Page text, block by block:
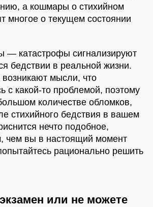
а кошмары о стихийном
многое о текущем состоянии
— катастрофы сигнализируют
бедствии в реальной жизни.
мысли, что
с какой-то проблемой, поэтому
количестве обломков,
стихийного бедствия в вашем
нечто подобное,
чем вы в настоящий момент
рационально решить
или не можете